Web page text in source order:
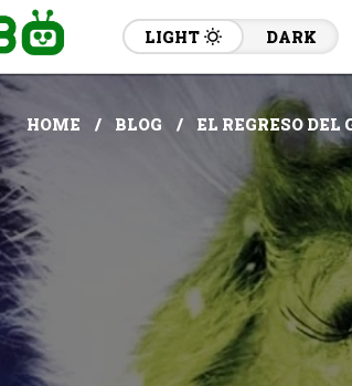
LIGHT DARK
HOME BLOG EL REGRESO